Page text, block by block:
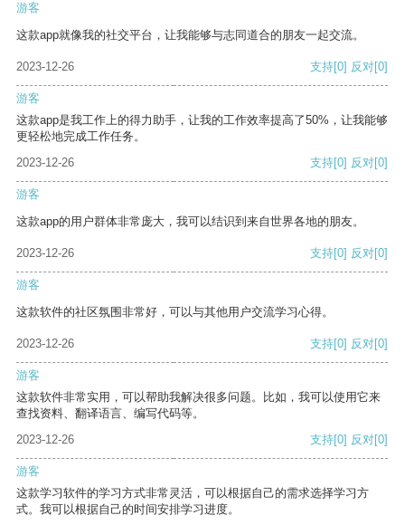
游客
这款app就像我的社交平台，让我能够与志同道合的朋友一起交流。
2023-12-26 支持[0] 反对[0]
游客
这款app是我工作上的得力助手，让我的工作效率提高了50%，让我能够
更轻松地完成工作任务。
2023-12-26
支持[0] 反对[0]
游客
这款app的用户群体非常庞大，我可以结识到来自世界各地的朋友。
2023-12-26 支持[0] 反对[0]
游客
这款软件的社区氛围非常好，可以与其他用户交流学习心得。
2023-12-26 支持[0] 反对[0]
游客
这款软件非常实用，可以帮助我解决很多问题。比如，我可以使用它来
查找资料、翻译语言、编写代码等。
2023-12-26
支持[0] 反对[0]
游客
这款学习软件的学习方式非常灵活，可以根据自己的需求选择学习方
式。我可以根据自己的时间安排学习进度。